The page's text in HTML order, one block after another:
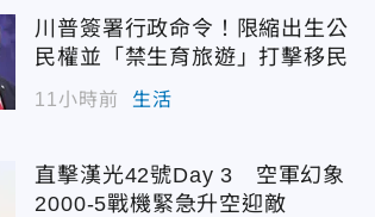
川普簽署行政命令！限縮出生公
民權並「禁生育旅遊」打擊移民
11小時前 生活
直擊漢光42號Day 3 空軍幻象
2000-5戰機緊急升空迎敵